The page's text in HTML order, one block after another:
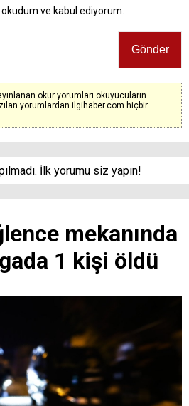
ve kabul ediyorum.
okur yorumları okuyucuların
yorumlardan ilgihaber.com hiçbir
İlk yorumu siz yapın!
mekanında
1 kişi öldü